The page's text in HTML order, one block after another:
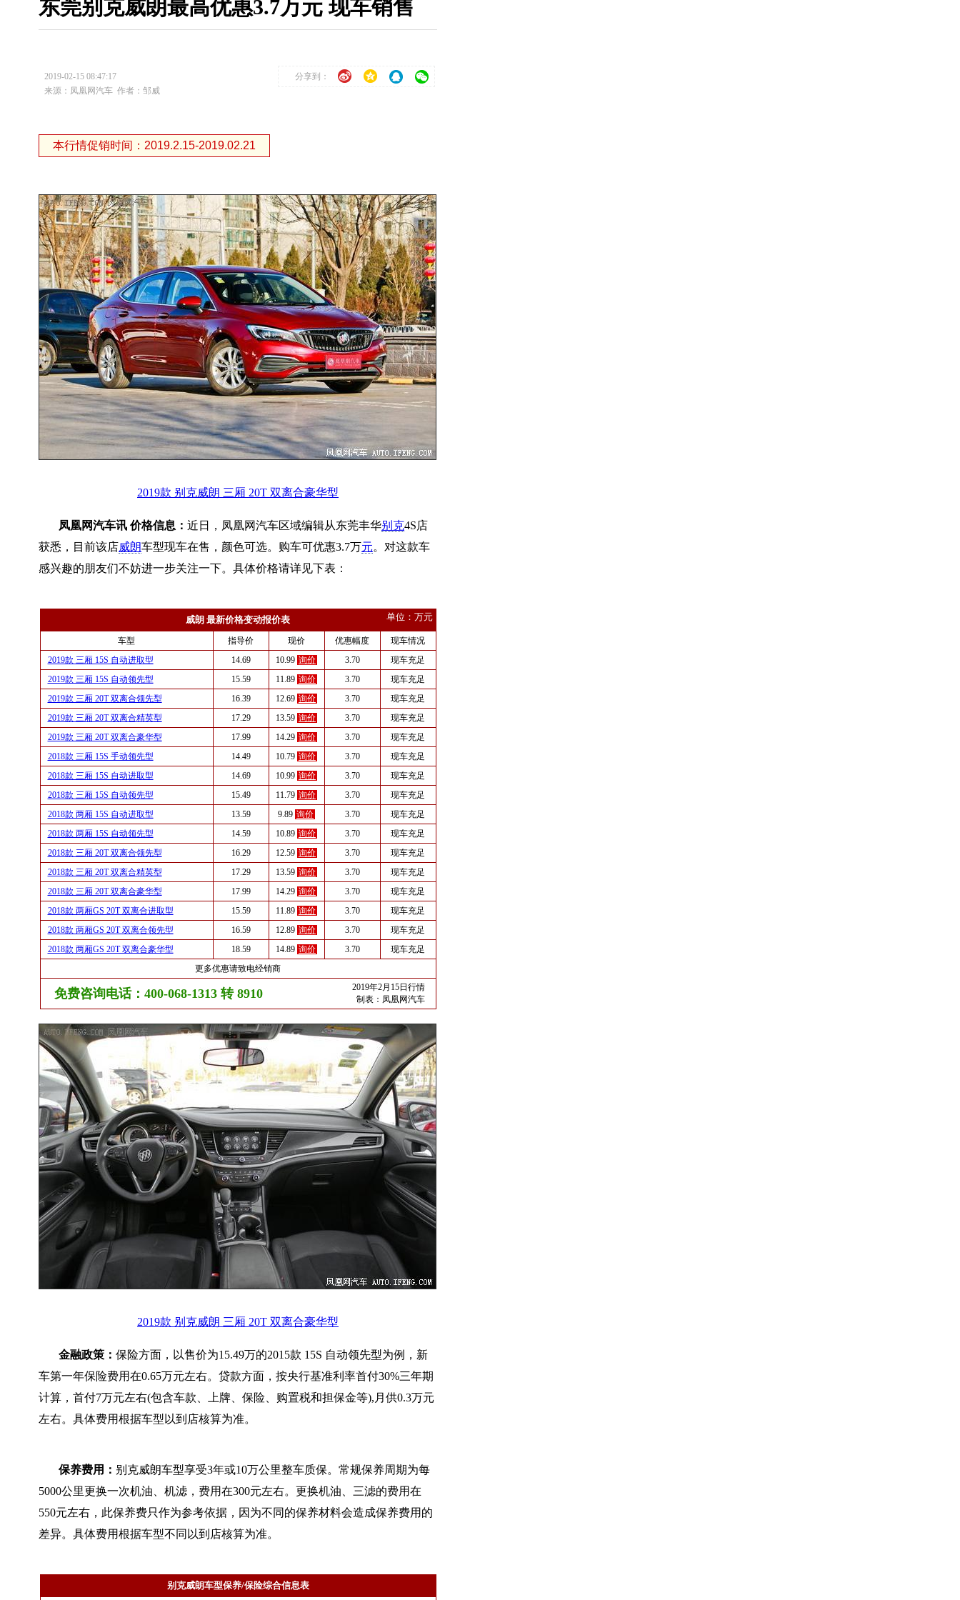
东莞别克威朗最高优惠3.7万元 现车销售
2019-02-15 08:47:17
分享到：
来源：凤凰网汽车 作者：邹威
本行情促销时间：2019.2.15-2019.02.21
2019款 别克威朗 三厢 20T 双离合豪华型
凤凰网汽车讯 价格信息： 近日，凤凰网汽车区域编辑从东莞丰华别克4S店
获悉，目前该店威朗车型现车在售，颜色可选。购车可优惠3.7万元。对这款车
感兴趣的朋友们不妨进一步关注一下。具体价格请详见下表：
威朗 最新价格变动报价表 单位：万元
车型 指导价 现价 优惠幅度
现车情况
2019款 三厢 15S 自动进取型
14.69 10.99 询价 3.70
现车充足
2019款 三厢 15S 自动领先型
15.59 11.89 询价 3.70
现车充足
2019款 三厢 20T 双离合领先型
16.39 12.69 询价 3.70
现车充足
2019款 三厢 20T 双离合精英型
17.29 13.59 询价 3.70
现车充足
2019款 三厢 20T 双离合豪华型
17.99 14.29 询价 3.70
现车充足
2018款 三厢 15S 手动领先型
14.49 10.79 询价 3.70
现车充足
2018款 三厢 15S 自动进取型
14.69 10.99 询价 3.70
现车充足
2018款 三厢 15S 自动领先型
15.49 11.79 询价 3.70
现车充足
2018款 两厢 15S 自动进取型
13.59 9.89 询价 3.70
现车充足
2018款 两厢 15S 自动领先型
14.59 10.89 询价 3.70
现车充足
2018款 三厢 20T 双离合领先型
16.29 12.59 询价 3.70
现车充足
2018款 三厢 20T 双离合精英型
17.29 13.59 询价 3.70
现车充足
2018款 三厢 20T 双离合豪华型
17.99 14.29 询价 3.70
现车充足
2018款 两厢GS 20T 双离合进取型
15.59 11.89 询价 3.70
现车充足
2018款 两厢GS 20T 双离合领先型
16.59 12.89 询价 3.70
现车充足
2018款 两厢GS 20T 双离合豪华型
18.59 14.89 询价 3.70
现车充足
更多优惠请致电经销商
免费咨询电话：400-068-1313 转 8910
2019年2月15日行情
制表： 凤凰网汽车
2019款 别克威朗 三厢 20T 双离合豪华型
金融政策： 保险方面，以售价为15.49万的2015款 15S 自动领先型为例，新
车第一年保险费用在0.65万元左右。贷款方面，按央行基准利率首付30%三年期
计算，首付7万元左右(包含车款、上牌、保险、购置税和担保金等),月供0.3万元
左右。具体费用根据车型以到店核算为准。
保养费用： 别克威朗车型享受3年或10万公里整车质保。常规保养周期为每
5000公里更换一次机油、机滤，费用在300元左右。更换机油、三滤的费用在
550元左右，此保养费只作为参考依据，因为不同的保养材料会造成保养费用的
差异。具体费用根据车型不同以到店核算为准。
别克威朗车型保养/保险综合信息表